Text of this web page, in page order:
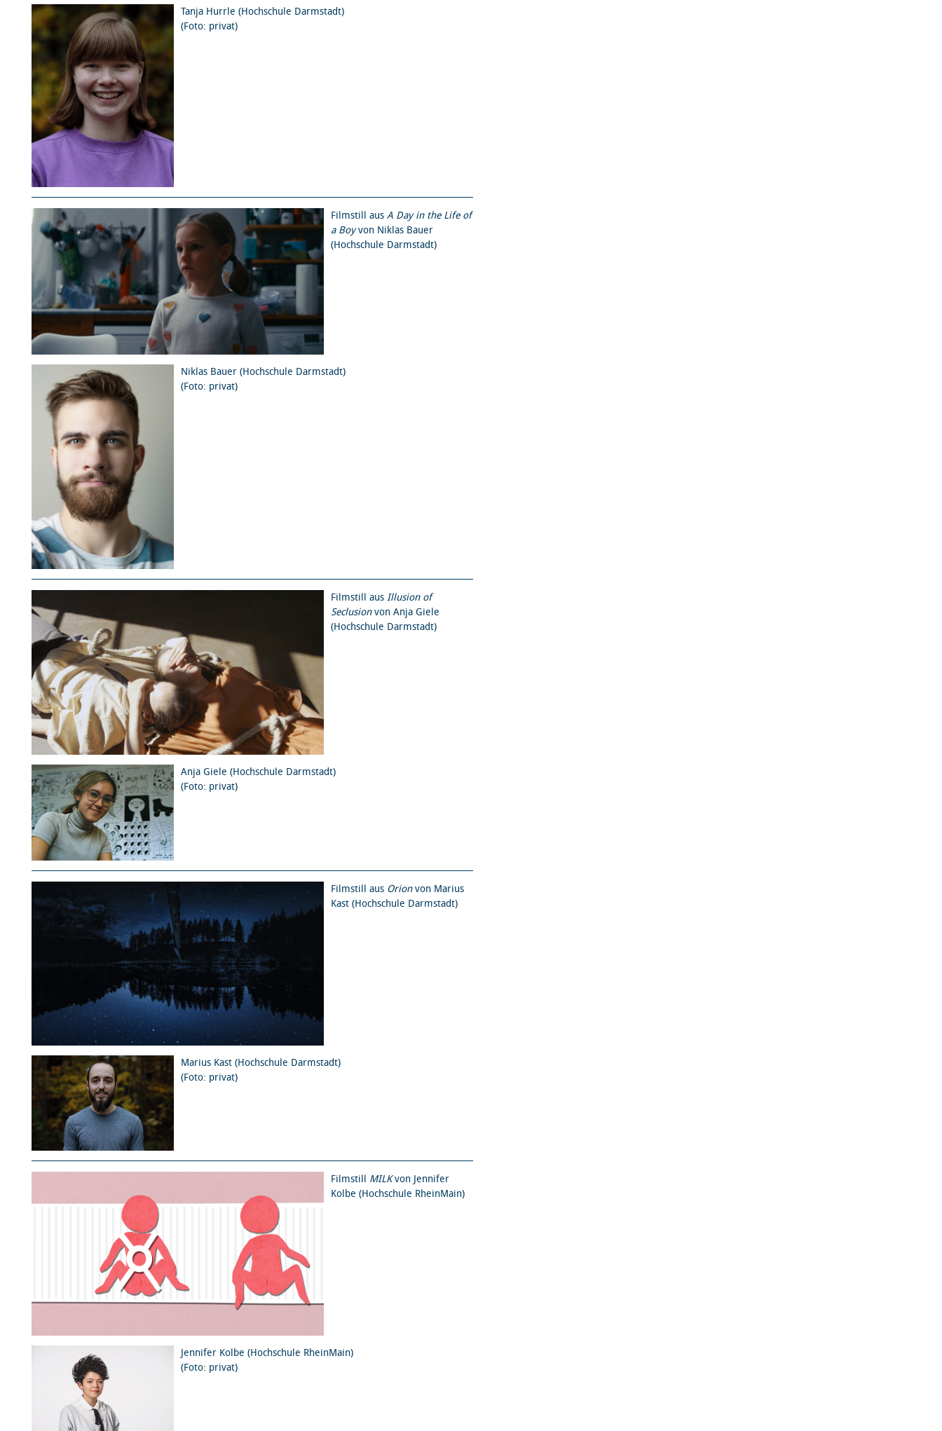
Tanja Hurrle (Hochschule Darmstadt)
(Foto: privat)
Filmstill aus A Day in the Life of
a Boyvon Niklas Bauer
(Hochschule Darmstadt)
Niklas Bauer (Hochschule Darmstadt)
(Foto: privat)
Filmstill aus Illusion of
Seclusionvon Anja Giele
(Hochschule Darmstadt)
Anja Giele (Hochschule Darmstadt)
(Foto: privat)
Filmstill aus Orionvon Marius
Kast (Hochschule Darmstadt)
Marius Kast (Hochschule Darmstadt)
(Foto: privat)
Filmstill MILKvon Jennifer
Kolbe (Hochschule RheinMain)
Jennifer Kolbe (Hochschule RheinMain)
(Foto: privat)